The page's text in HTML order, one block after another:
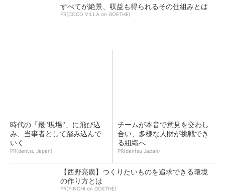
すべてが絶景、収益も得られるその仕組みとは
PR(COCO VILLA on GOETHE)
時代の「最"現場"」に飛び込
み、当事者として踏み込んで
いく
PR(dentsu Japan)
チームが本音で意見を交わし
合い、多様な人財が挑戦でき
る組織へ
PR(dentsu Japan)
【西野亮廣】つくりたいものを追求できる環境
の作り方とは
PR(FINCHI on GOETHE)